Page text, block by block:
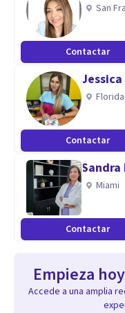
San
Contactar
Florida
Contactar
Miami
Contactar
Empieza
Accede a una amplia